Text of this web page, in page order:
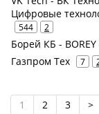
Цифровые
544 2
Борей КБ -
Газпром Тех 7
1 2 3 >